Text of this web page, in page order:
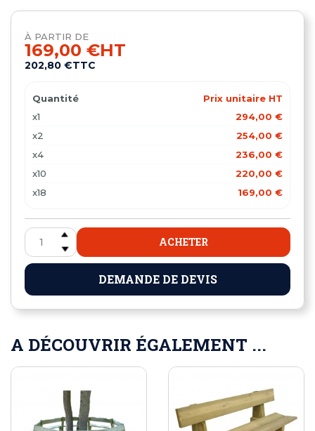
À PARTIR DE
169,00 €HT
202,80 €TTC
Quantité
Prix unitaire HT
x1
294,00 €
x2
254,00 €
x4
236,00 €
x10
220,00 €
x18
169,00 €
ACHETER
DEMANDE DE DEVIS
A DÉCOUVRIR ÉGALEMENT ...